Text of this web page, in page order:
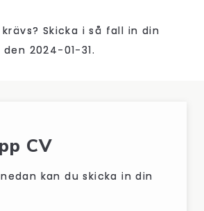
Skicka i så fall in din
2024-01-31.
CV
kan du skicka in din